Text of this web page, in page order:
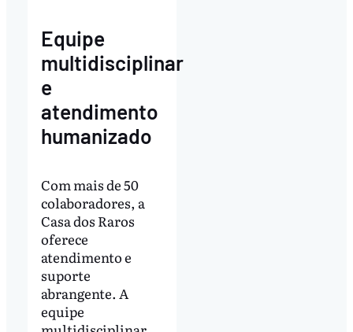
Equipe
multidisciplinar
e
atendimento
humanizado
Com mais de 50
colaboradores, a
Casa dos Raros
oferece
atendimento e
suporte
abrangente. A
equipe